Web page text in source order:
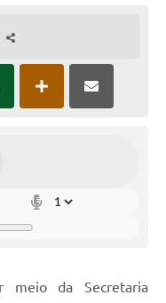
meio da Secretaria